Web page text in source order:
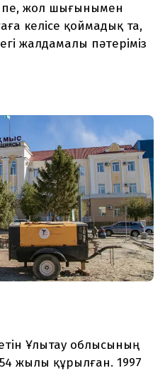
пе, жол шығынымен
келісе қоймадық та,
жалдамалы пәтеріміз
Ұлытау облысының
жылы құрылған. 1997